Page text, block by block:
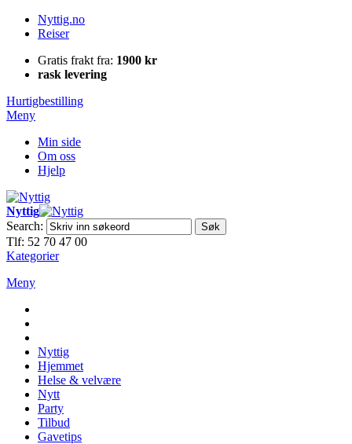
Nyttig.no
Reiser
Gratis frakt fra: 1900 kr
rask levering
Hurtigbestilling
Meny
Min side
Om oss
Hjelp
Nyttig
Search:
Søk
Tlf: 52 70 47 00
Kategorier
Meny
Nyttig
Hjemmet
Helse & velvære
Nytt
Party
Tilbud
Gavetips